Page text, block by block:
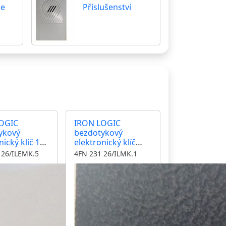
Příslušenství
klíč 125
ILEMK.5
IRON LOGIC
bezdotykový
elektronický klíč
13,56 MHz
kontrolér, čtečka,
modul KARAT antika
měděná
4FN 231 26/ILMK.1